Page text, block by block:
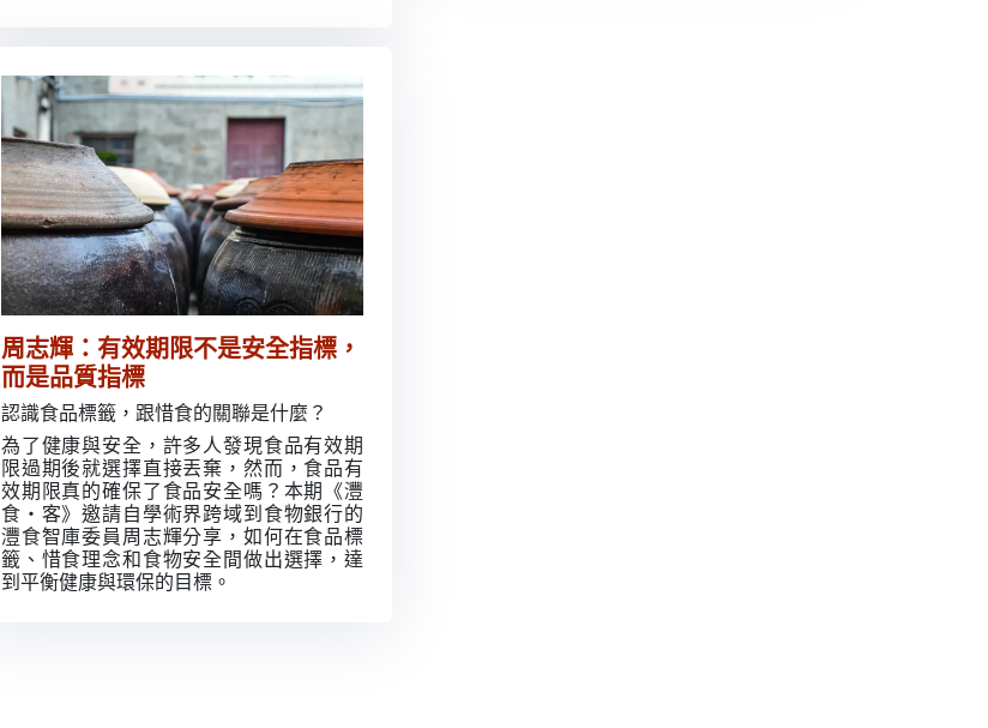
周志輝：有效期限不是安全指標，
而是品質指標
認識食品標籤，跟惜食的關聯是什麼？
為了健康與安全，許多人發現食品有效期
限過期後就選擇直接丟棄，然而，食品有
效期限真的確保了食品安全嗎？本期《灃
食・客》邀請自學術界跨域到食物銀行的
灃食智庫委員周志輝分享，如何在食品標
籤、惜食理念和食物安全間做出選擇，達
到平衡健康與環保的目標。